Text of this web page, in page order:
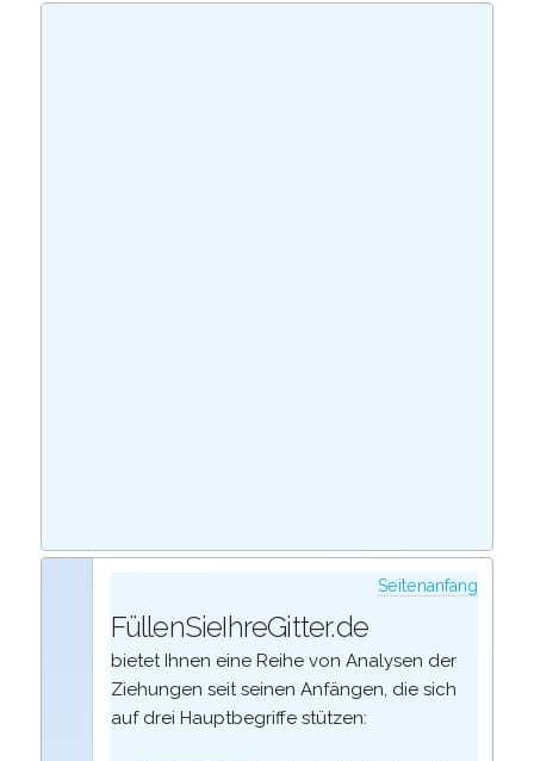
Seitenanfang
FüllenSieIhreGitter.de
bietet Ihnen eine Reihe von Analysen der
Ziehungen seit seinen Anfängen, die sich
auf drei Hauptbegriffe stützen: